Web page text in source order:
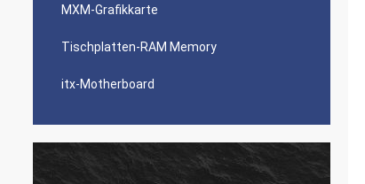
MXM-Grafikkarte
Tischplatten-RAM Memory
itx-Motherboard